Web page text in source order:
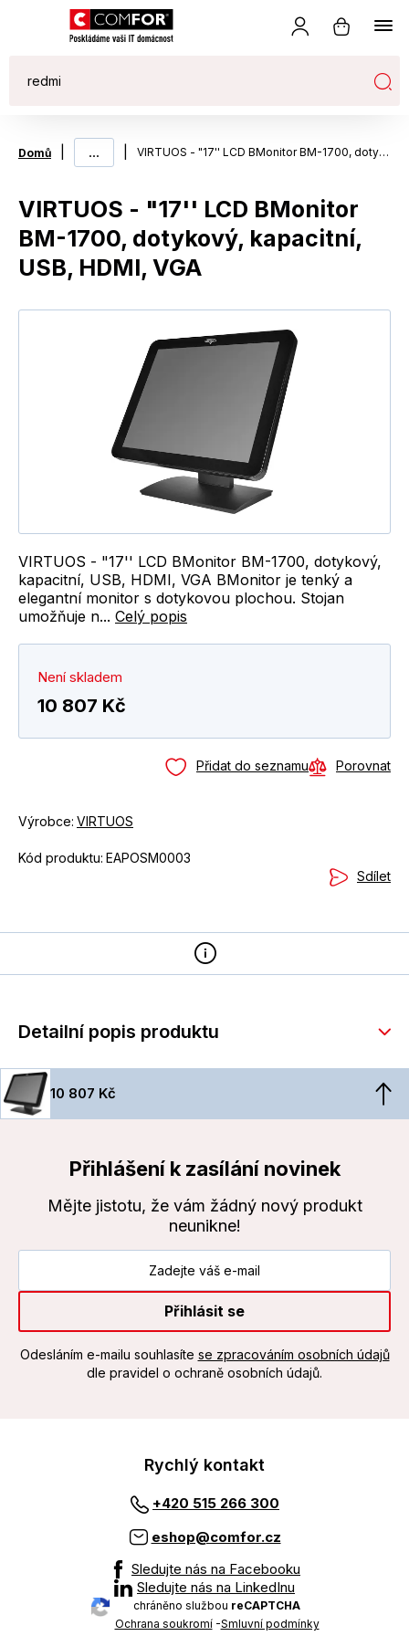
Domů ... VIRTUOS - "17'' LCD BMonitor BM-1700, dotykový, kapacitní, USB, HDMI, VGA
VIRTUOS - "17'' LCD BMonitor
BM-1700, dotykový, kapacitní,
USB, HDMI, VGA
VIRTUOS - "17'' LCD BMonitor BM-1700, dotykový,
kapacitní, USB, HDMI, VGA BMonitor je tenký a
elegantní monitor s dotykovou plochou. Stojan
umožňuje n... Celý popis
Není skladem
10 807 Kč
Přidat do seznamu Porovnat
Výrobce: VIRTUOS
Kód produktu: EAPOSM0003
Sdílet
Detailní popis produktu
10 807 Kč
Přihlášení k zasílání novinek
Mějte jistotu, že vám žádný nový produkt
neunikne!
Přihlásit se
Odesláním e-mailu souhlasíte se zpracováním osobních údajů
dle pravidel o ochraně osobních údajů.
Rychlý kontakt
+420 515 266 300
eshop@comfor.cz
Sledujte nás na Facebooku
Sledujte nás na LinkedInu
chráněno službou reCAPTCHA
Ochrana soukromí-Smluvní podmínky